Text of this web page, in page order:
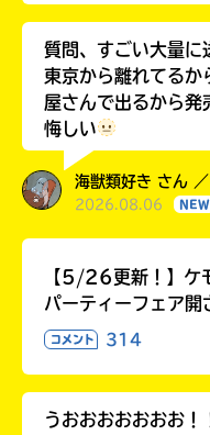
質問、すごい大量に
東京から離れてるか
屋さんで出るから発
悔しい
海獣類好き さん
2026.08.06 NEW
【5/26更新！】ケ
パーティーフェア開
コメント 314
うおおおおおおお！